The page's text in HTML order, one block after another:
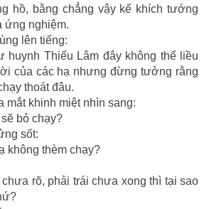
hồ, bằng chẳng vậy kế khích tướng
ứng nghiệm.
lên tiếng:
huynh Thiếu Lâm đây không thể liều
của các hạ nhưng đừng tưởng rằng
thoát đâu.
mắt khinh miệt nhìn sang:
bỏ chạy?
sốt:
không thèm chạy?
rõ, phải trái chưa xong thì tại sao